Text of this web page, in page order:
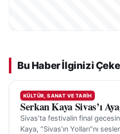
Bu Haber İlginizi
KÜLTÜR, SANAT VE TARIH
Serkan Kaya Sivas’ı
Sivas’ta festivalin final
Kaya, “Sivas’ın Yolları”nı